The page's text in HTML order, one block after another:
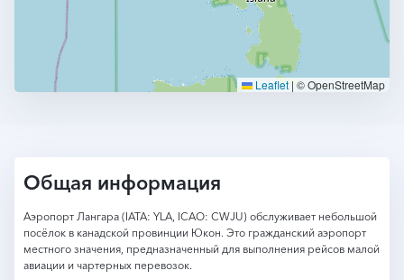
Leaflet | © OpenStreetMap
Общая информация
Аэропорт Лангара (IATA: YLA, ICAO: CWJU) обслуживает небольшой
посёлок в канадской провинции Юкон. Это гражданский аэропорт
местного значения, предназначенный для выполнения рейсов малой
авиации и чартерных перевозок.